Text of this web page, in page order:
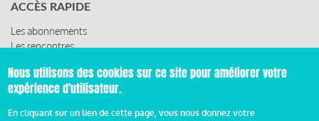
ACCÈS RAPIDE
Les abonnements
Les rencontres
Nous utilisons des cookies sur ce site pour améliorer votre
expérience d'utilisateur.
En cliquant sur un lien de cette page, vous nous donnez votre